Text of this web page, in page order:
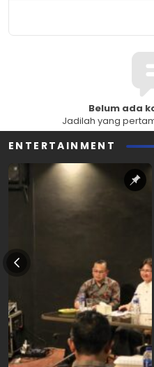
Belum ada
Jadilah yang
ENTERTAINMENT